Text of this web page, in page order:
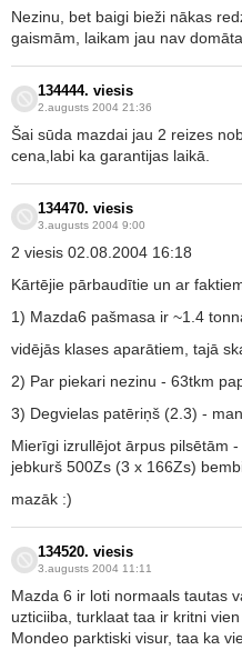
Nezinu, bet baigi bieži nākas
gaismām, laikam jau nav
134444. viesis
2.augusts 2004 21:36
Šai sūda mazdai jau 2 reizes
cena,labi ka garantijas laikā.
134470. viesis
3.augusts 2004 9:00
2 viesis 02.08.2004 16:18
Kārtējie pārbaudītie un ar
1) Mazda6 pašmasa ir ~1.4
vidējās klases aparātiem, tajā
2) Par piekari nezinu - 63tkm
3) Degvielas patēriņš (2.3) -
Mierīgi izrullējot ārpus pilsētām
jebkurš 500Zs (3 x 166Zs)
mazāk :)
134520. viesis
3.augusts 2004 11:11
Mazda 6 ir loti normaals tautas
uzticiiba, turklaat taa ir kritni
Mondeo parktiski visur, taa ka